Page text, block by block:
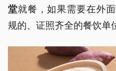
堂就餐，如果需要在外
规的、证照齐全的餐饮单